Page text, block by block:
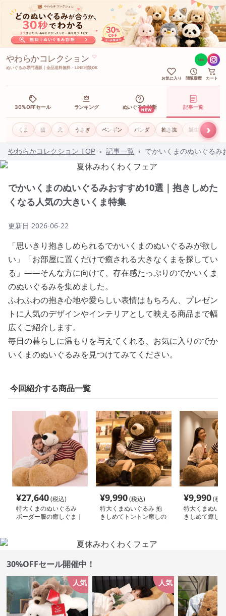
やわらかコレクション ♡
ぬいぐるみ専門通販｜全品送料無料・LINE相談OK
LINE
お気に入り 閲覧履歴 カート
30%OFFセール ランキング ぬいぐるみ診断
NEW 記事一覧
くま 猫 犬 うさぎ ペンギン パンダ 抱き枕 誕生日ギフト
›
やわらかコレクション TOP › 記事一覧 › でかいくまのぬいぐるみ
でかいくまのぬいぐるみおすすめ10選｜抱きしめた
くなる人気の大きいくま特集
更新日 2026-06-22
「思いきり抱きしめられるでかいくまのぬいぐるみが欲し
い」「お部屋に置くだけで癒される大きなくまを探してい
る」——そんな方に向けて、存在感たっぷりのでかいくま
のぬいぐるみを集めました。
ふわふわの抱き心地や愛らしい表情はもちろん、プレゼン
トに人気のデザインやインテリアとして映える商品まで幅
広くご紹介します。
毎日の暮らしに温もりを与えてくれる、お気に入りのでか
いくまのぬいぐるみを見つけてみてください。
今回紹介する商品一覧
¥27,640(税込)
特大くまのぬいぐるみ
ボーダー服の癒しぐま｜
¥9,990(税込)
特大くまぬいぐるみ 抱
きしめてトントン癒しの
ぬいぐるみ
¥9,990(税
特大くまぬい
きしめて癒し
30%OFFセール開催中！
人気 人気